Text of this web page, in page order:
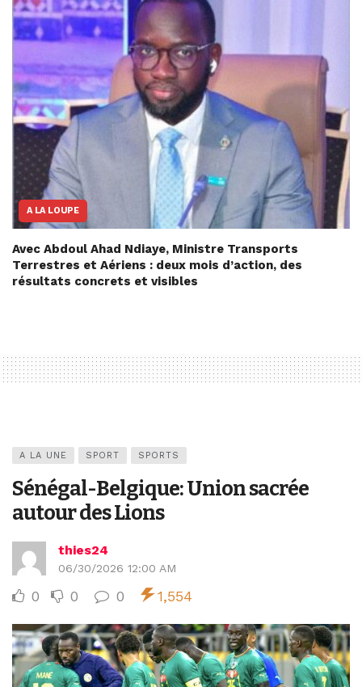
A LA LOUPE
Avec Abdoul Ahad Ndiaye, Ministre Transports
Terrestres et Aériens : deux mois d’action, des
résultats concrets et visibles
A LA UNE SPORT SPORTS
Sénégal-Belgique: Union sacrée
autour des Lions
thies24
06/30/2026 12:00 AM
0 0 0 1,554